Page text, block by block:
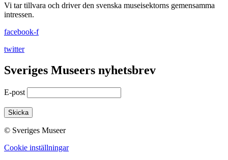
Vi tar tillvara och driver den svenska museisektorns gemensamma
intressen.
facebook-f
twitter
Sveriges Museers nyhetsbrev
E-post
© Sveriges Museer
Cookie inställningar